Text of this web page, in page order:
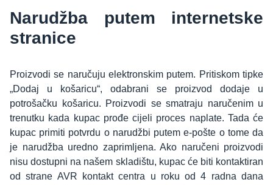
Narudžba putem internetske
stranice
Proizvodi se naručuju elektronskim putem. Pritiskom tipke
„Dodaj u košaricu“, odabrani se proizvod dodaje u
potrošačku košaricu. Proizvodi se smatraju naručenim u
trenutku kada kupac prođe cijeli proces naplate. Tada će
kupac primiti potvrdu o narudžbi putem e-pošte o tome da
je narudžba uredno zaprimljena. Ako naručeni proizvodi
nisu dostupni na našem skladištu, kupac će biti kontaktiran
od strane AVR kontakt centra u roku od 4 radna dana